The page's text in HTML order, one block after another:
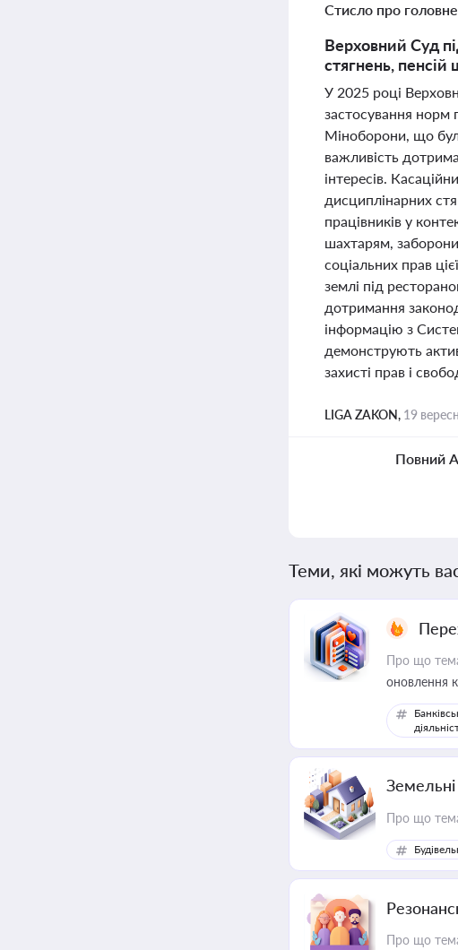
Стисло про
Верховний Суд
стягнень, пенсій
У 2025 році
застосування норм
Міноборони, що
важливість
інтересів.
дисциплінарних
працівників у
шахтарям,
соціальних прав
землі під
дотримання
інформацію з
демонструють
захисті прав і
LIGA ZAKON, 19
Повний
Теми, які можуть
Про що
оновлення
Земельні
Про що
Про що